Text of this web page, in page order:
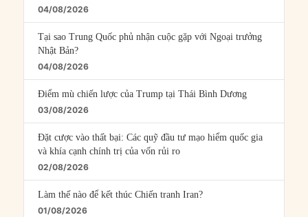
04/08/2026
Tại sao Trung Quốc phủ nhận cuộc gặp với Ngoại trưởng
Nhật Bản?
04/08/2026
Điểm mù chiến lược của Trump tại Thái Bình Dương
03/08/2026
Đặt cược vào thất bại: Các quỹ đầu tư mạo hiểm quốc gia
và khía cạnh chính trị của vốn rủi ro
02/08/2026
Làm thế nào để kết thúc Chiến tranh Iran?
01/08/2026